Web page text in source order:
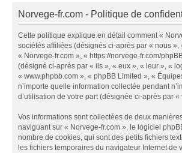
Norvege-fr.com - Politique de
Cette politique explique en détail comment «
sociétés affiliées (désignés ci-après par « nous »,
« Norvege-fr.com », « https://norvege-fr.com/
(désigné ci-après par « ils », « eux », « leur », «
« www.phpbb.com », « phpBB Limited », «
n’importe quelle information collectée pendant
d’utilisation de votre part (désignée ci-après par
Vos informations sont collectées de deux
naviguant sur « Norvege-fr.com », le logiciel
nombre de cookies, qui sont des petits fichiers
les fichiers temporaires du navigateur Internet de